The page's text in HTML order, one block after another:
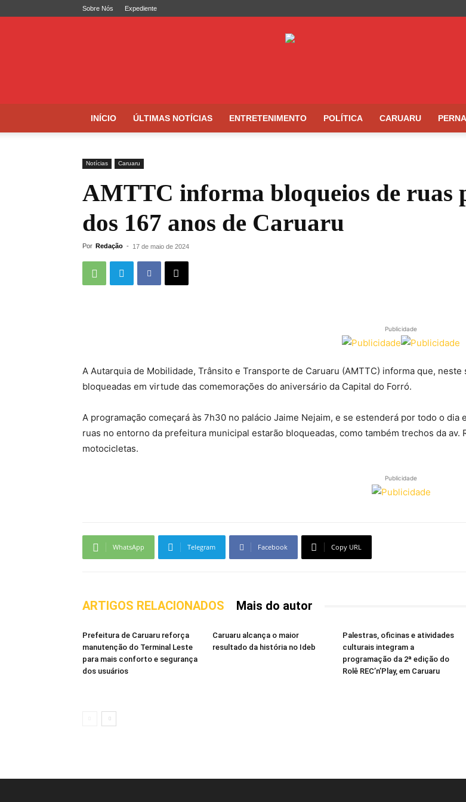
Sobre Nós Expediente
INÍCIO ÚLTIMAS NOTÍCIAS ENTRETENIMENTO POLÍTICA CARUARU
Notícias Caruaru
AMTTC informa bloqueios de ruas
dos 167 anos de Caruaru
Por Redação - 17 de maio de 2024
Publicidade
A Autarquia de Mobilidade, Trânsito e Transporte de Caruaru (AMTTC) informa que,
bloqueadas em virtude das comemorações do aniversário da Capital do Forró.
A programação começará às 7h30 no palácio Jaime Nejaim, e se estenderá por todo o
ruas no entorno da prefeitura municipal estarão bloqueadas, como também trechos da
motocicletas.
Publicidade
WhatsApp Telegram Facebook Copy URL
ARTIGOS RELACIONADOS Mais do autor
Prefeitura de Caruaru reforça
manutenção do Terminal Leste
para mais conforto e segurança
dos usuários
Caruaru alcança o maior
resultado da história no Ideb
Palestras, oficinas e atividades
culturais integram a
programação da 2ª edição do
Rolê REC’n’Play, em Caruaru